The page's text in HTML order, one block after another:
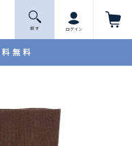
無料
探 す ログイン